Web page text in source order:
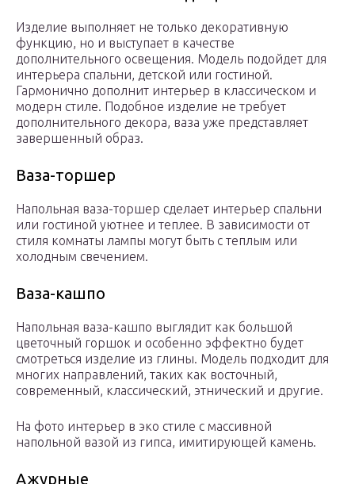
Изделие выполняет не только декоративную
функцию, но и выступает в качестве
дополнительного освещения. Модель подойдет для
интерьера спальни, детской или гостиной.
Гармонично дополнит интерьер в классическом и
модерн стиле. Подобное изделие не требует
дополнительного декора, ваза уже представляет
завершенный образ.
Ваза-торшер
Напольная ваза-торшер сделает интерьер спальни
или гостиной уютнее и теплее. В зависимости от
стиля комнаты лампы могут быть с теплым или
холодным свечением.
Ваза-кашпо
Напольная ваза-кашпо выглядит как большой
цветочный горшок и особенно эффектно будет
смотреться изделие из глины. Модель подходит для
многих направлений, таких как восточный,
современный, классический, этнический и другие.
На фото интерьер в эко стиле с массивной
напольной вазой из гипса, имитирующей камень.
Ажурные